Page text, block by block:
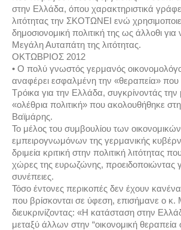
στην Ελλάδα, όπου χαρακτηριστικά
λιτότητας την ΣΚΟΤΩΝΕΙ ενώ
δημοσιονομική πολιτική της ως άλλοθι
Μεγάλη Αυταπάτη της λιτότητας.
ΟΚΤΩΒΡΙΟΣ 2012
• Ο πολύ γνωστός γερμανός
αναφέρει εσφαλμένη την «θεραπεία» που
Τρόικα για την Ελλάδα, συγκρίνοντάς την
«ολέθρια πολιτική» που ακολουθήθηκε
Βαϊμάρης.
Το μέλος του συμβουλίου των οικονομικών
εμπειρογνωμόνων της γερμανικής
δριμεία κριτική στην πολιτική λιτότητας
χώρες της ευρωζώνης, προειδοποιώντας
συνέπειες.
Τόσο έντονες περικοπές δεν έχουν
που βρίσκονται σε ύφεση, επισήμανε ο κ.
διευκρινίζοντας: «Η κατάσταση στην
μεταξύ άλλων στην “οικονομική θεραπεία